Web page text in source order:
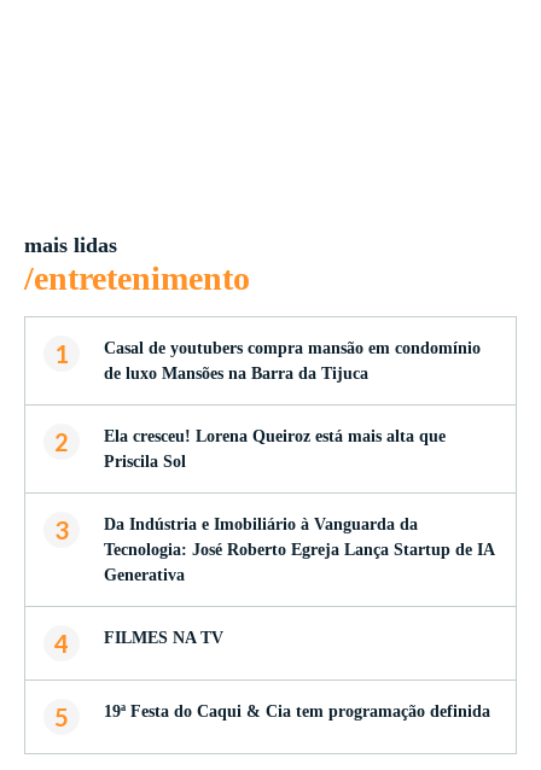
mais lidas
/entretenimento
1
Casal de youtubers compra mansão em condomínio
de luxo Mansões na Barra da Tijuca
2
Ela cresceu! Lorena Queiroz está mais alta que
Priscila Sol
3
Da Indústria e Imobiliário à Vanguarda da
Tecnologia: José Roberto Egreja Lança Startup de IA
Generativa
4 FILMES NA TV
5 19ª Festa do Caqui & Cia tem programação definida